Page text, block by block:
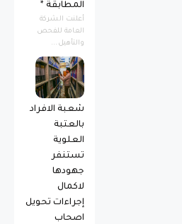
المطابقة *
أعلنت الشركة
العامة للفحص
والتأهيل...
شعبة الافراد
بالعتبة
العلوية
تستنفر
جهودها
لاكمال
إجراءات تحويل
اصحاب